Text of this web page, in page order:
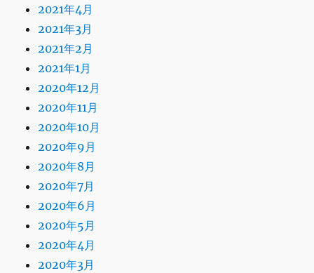
2021年4月
2021年3月
2021年2月
2021年1月
2020年12月
2020年11月
2020年10月
2020年9月
2020年8月
2020年7月
2020年6月
2020年5月
2020年4月
2020年3月